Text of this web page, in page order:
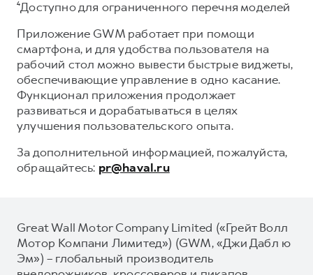
⁴Доступно для ограниченного перечня моделей
Приложение GWM работает при помощи
смартфона, и для удобства пользователя на
рабочий стол можно вывести быстрые виджеты,
обеспечивающие управление в одно касание.
Функционал приложения продолжает
развиваться и дорабатываться в целях
улучшения пользовательского опыта.
За дополнительной информацией, пожалуйста,
обращайтесь: pr@haval.ru
Great Wall Motor Company Limited («Грейт Волл
Мотор Компани Лимитед») (GWM, «Джи Дабл ю
Эм») – глобальный производитель